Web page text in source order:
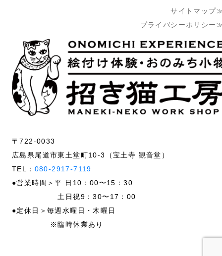
サイトマップ
プライバシーポリシー
〒722-0033
広島県尾道市東土堂町10-3（宝土寺 観音堂）
TEL： 080-2917-7119
●営業時間＞平 日10：00〜15：30
土日祝9：30〜17：00
●定休日＞毎週水曜日・木曜日
※臨時休業あり